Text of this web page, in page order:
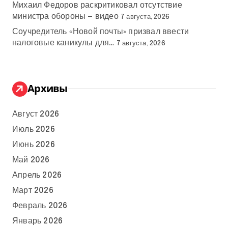
Михаил Федоров раскритиковал отсутствие
министра обороны — видео 7 августа, 2026
Соучредитель «Новой почты» призвал ввести
налоговые каникулы для… 7 августа, 2026
Архивы
Август 2026
Июль 2026
Июнь 2026
Май 2026
Апрель 2026
Март 2026
Февраль 2026
Январь 2026